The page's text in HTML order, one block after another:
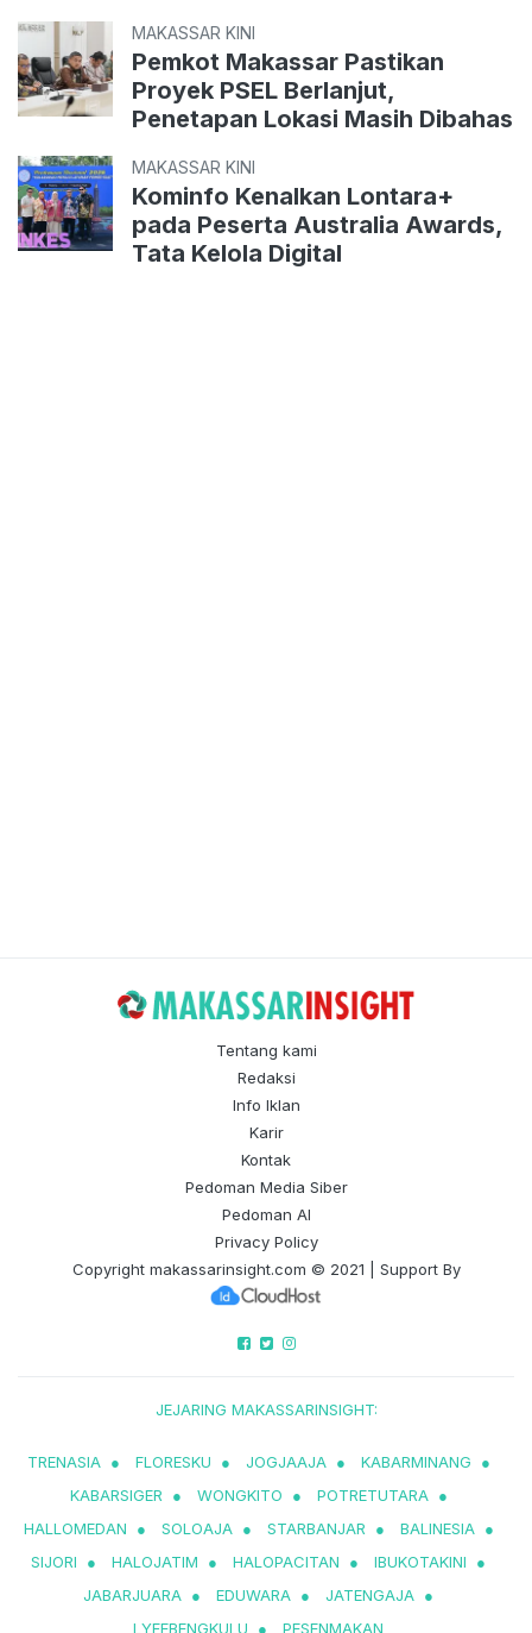
MAKASSAR KINI
Pemkot Makassar Pastikan
Proyek PSEL Berlanjut,
Penetapan Lokasi Masih Dibahas
MAKASSAR KINI
Kominfo Kenalkan Lontara+
pada Peserta Australia Awards,
Tata Kelola Digital
Tentang kami
Redaksi
Info Iklan
Karir
Kontak
Pedoman Media Siber
Pedoman AI
Privacy Policy
Copyright makassarinsight.com © 2021 | Support By
JEJARING MAKASSARINSIGHT:
TRENASIA ● FLORESKU ● JOGJAAJA ● KABARMINANG
●
KABARSIGER
● WONGKITO ● POTRETUTARA ●
HALLOMEDAN
● SOLOAJA ● STARBANJAR ● BALINESIA ●
SIJORI
● HALOJATIM ● HALOPACITAN ● IBUKOTAKINI
●
JABARJUARA ● EDUWARA ● JATENGAJA ●
LYFEBENGKULU
● PESENMAKAN